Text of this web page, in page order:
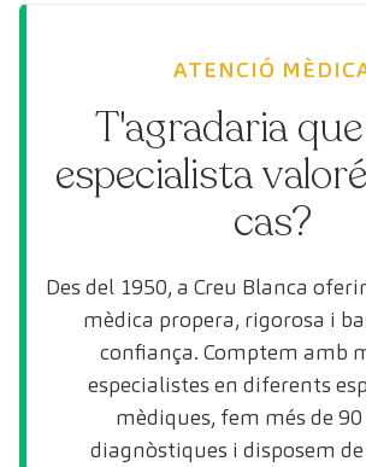
ATENCIÓ
T'agradaria
especialista
cas?
Des del 1950, a Creu Blanca
mèdica propera, rigorosa i
confiança. Comptem amb
especialistes en diferents
mèdiques, fem més de
diagnòstiques i disposem